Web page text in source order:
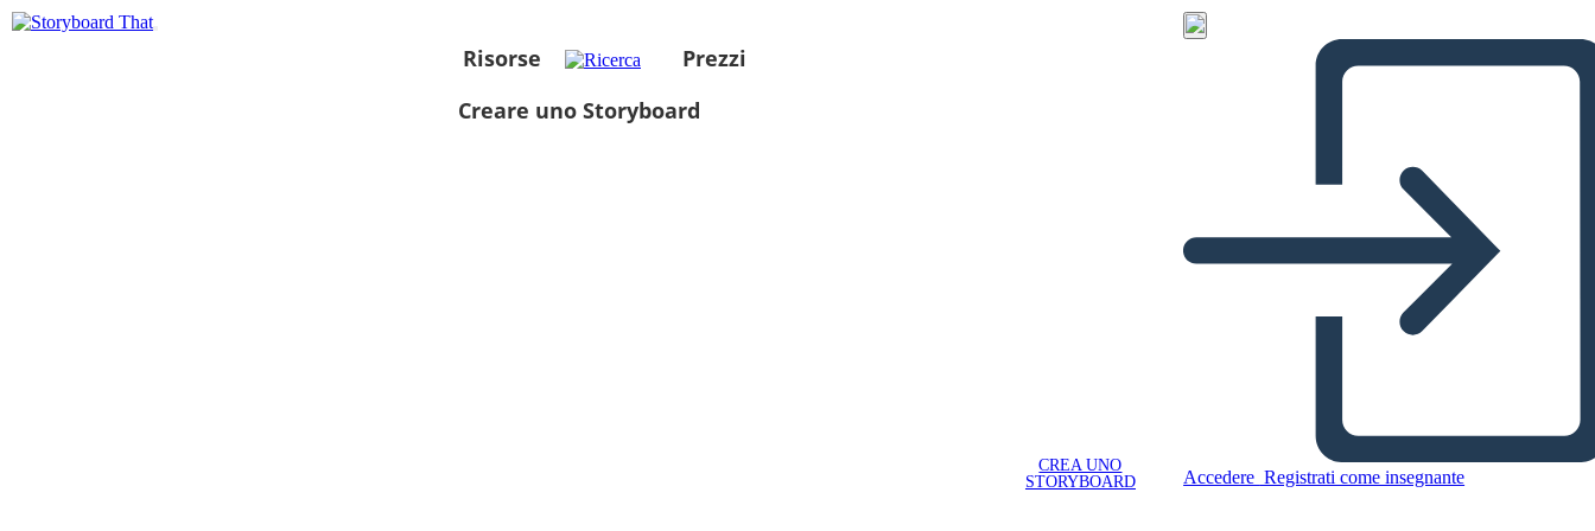
Risorse
Prezzi
Creare uno Storyboard
CREA UNO
STORYBOARD
Accedere Registrati come insegnante